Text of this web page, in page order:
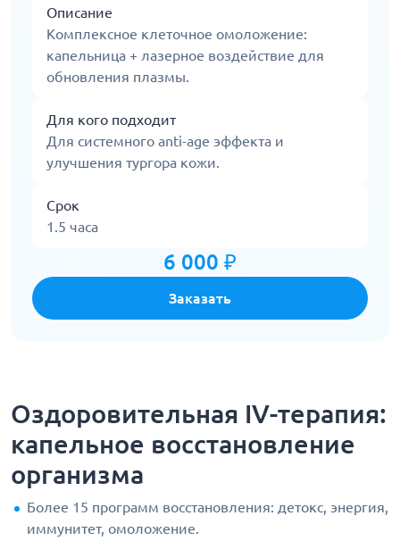
Описание
Комплексное клеточное омоложение:
капельница + лазерное воздействие для
обновления плазмы.
Для кого подходит
Для системного anti-age эффекта и
улучшения тургора кожи.
Срок
1.5 часа
6 000 ₽
Заказать
Оздоровительная IV-терапия:
капельное восстановление
организма
Более 15 программ восстановления: детокс, энергия,
иммунитет, омоложение.